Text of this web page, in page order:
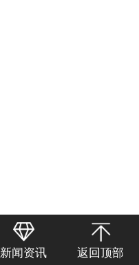
新闻资讯 返回顶部